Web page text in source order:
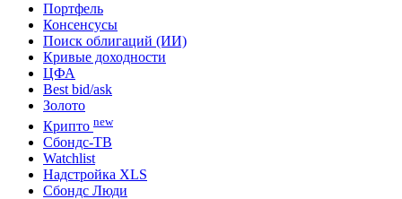
Портфель
Консенсусы
Поиск облигаций (ИИ)
Кривые доходности
ЦФА
Best bid/ask
Золото
Крипто new
Сбондс-ТВ
Watchlist
Надстройка XLS
Сбондс Люди